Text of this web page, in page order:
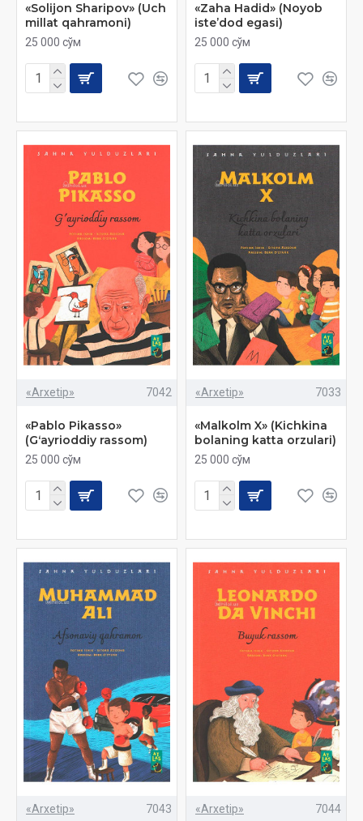
«Solijon Sharipov» (Uch
millat qahramoni)
25 000 сўм
«Zaha Hadid» (Noyob
isteʼdod egasi)
25 000 сўм
«Arxetip» 7042
«Pablo Pikasso»
(Gʻayrioddiy rassom)
25 000 сўм
«Arxetip» 7033
«Malkolm X» (Kichkina
bolaning katta orzulari)
25 000 сўм
«Arxetip» 7043 «Arxetip» 7044